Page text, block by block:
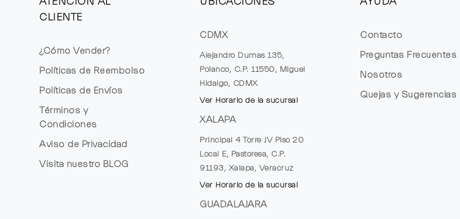
CLIENTE
¿Cómo Vender?
Políticas de Reembolso
Políticas de Envíos
Términos y
Condiciones
Aviso de Privacidad
Visita nuestro BLOG
CDMX
Alejandro Dumas 135,
Polanco, C.P. 11550, Miguel
Hidalgo, CDMX
Ver Horario de la sucursal
XALAPA
Principal 4 Torre JV Piso 20
Local E, Pastoresa, C.P.
91193, Xalapa, Veracruz
Ver Horario de la sucursal
GUADALAJARA
Contacto
Preguntas Frecuentes
Nosotros
Quejas y Sugerencias